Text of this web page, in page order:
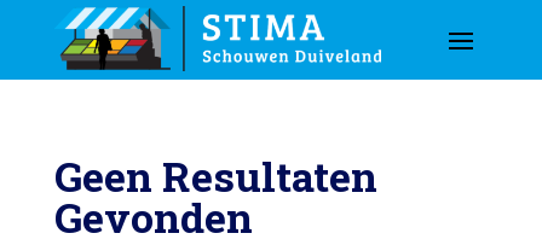
Geen Resultaten
Gevonden